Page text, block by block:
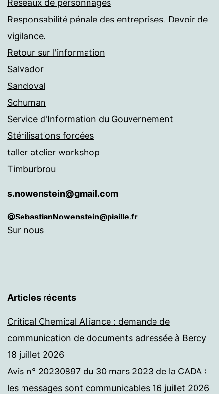
Réseaux de personnages
Responsabilité pénale des entreprises. Devoir de
vigilance.
Retour sur l'information
Salvador
Sandoval
Schuman
Service d'Information du Gouvernement
Stérilisations forcées
taller atelier workshop
Timburbrou
s.nowenstein@gmail.com
@SebastianNowenstein@piaille.fr
Sur nous
Articles récents
Critical Chemical Alliance : demande de
communication de documents adressée à Bercy
18 juillet 2026
Avis n° 20230897 du 30 mars 2023 de la CADA :
les messages sont communicables 16 juillet 2026